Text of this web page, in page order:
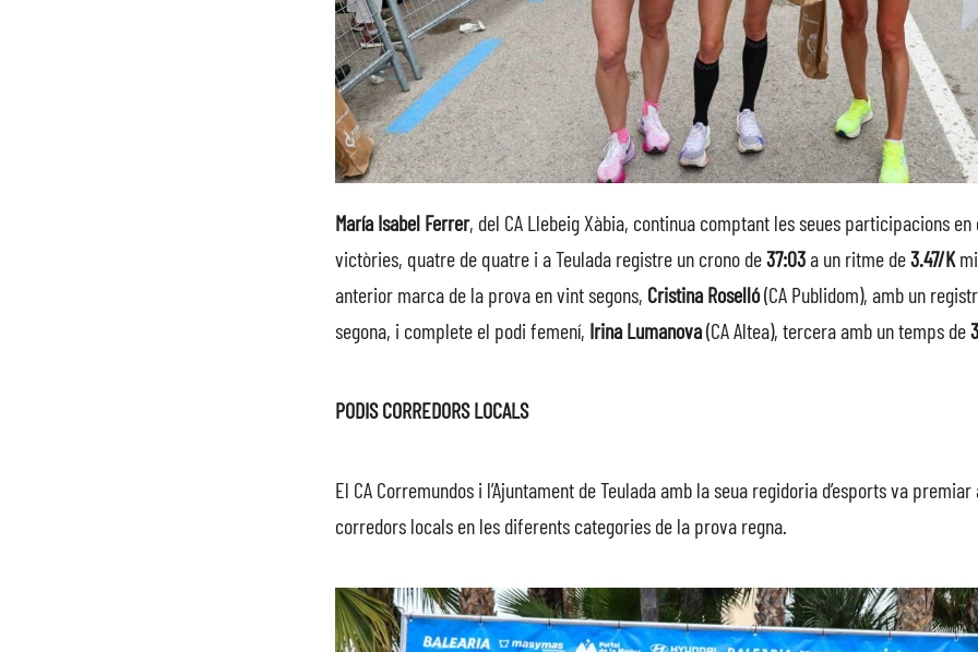
María Isabel Ferrer, del CA Llebeig Xàbia, continua comptant les seues participacions
victòries, quatre de quatre i a Teulada registre un crono de37:03a un ritme de3.47/K
anterior marca de la prova en vint segons, Cristina Roselló(CA Publidom), amb un
segona, i complete el podi femení, Irina Lumanova(CA Altea), tercera amb un temps de
PODIS CORREDORS LOCALS
El CA Corremundos i l’Ajuntament de Teulada amb la seua regidoria d’esports va
corredors locals en les diferents categories de la prova regna.